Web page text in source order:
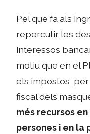
Pel que fa als
repercutir les
interessos
motiu que en el
els impostos,
fiscal dels
més recursos
persones i en la